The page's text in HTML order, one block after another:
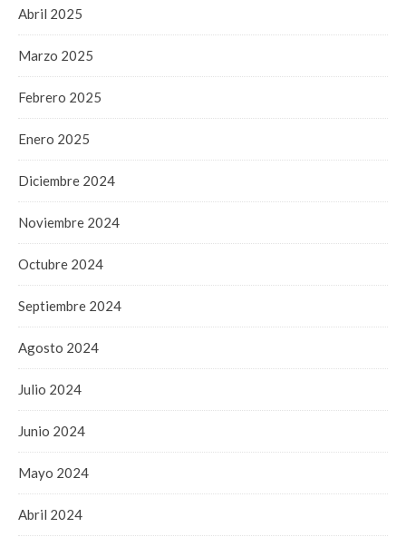
Abril 2025
Marzo 2025
Febrero 2025
Enero 2025
Diciembre 2024
Noviembre 2024
Octubre 2024
Septiembre 2024
Agosto 2024
Julio 2024
Junio 2024
Mayo 2024
Abril 2024